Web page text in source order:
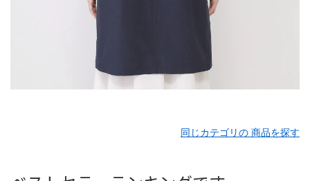
同じカテゴリの 商品を探す